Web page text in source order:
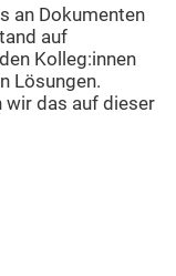
an Dokumenten
auf
Kolleg:innen
Lösungen.
wir das auf dieser